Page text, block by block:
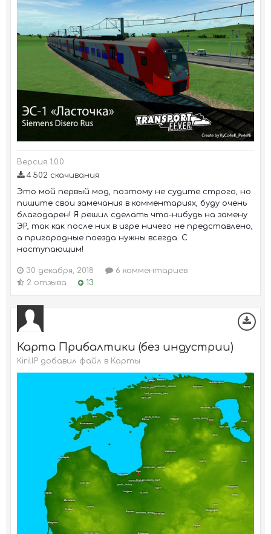
Версия 1.0.0
4 502 скачивания
Это мой первый мод, поэтому не судите строго, но
пишите свои замечания в комментариях, буду очень
благодарен! Я решил сделать что-нибудь на замену
ЭР, так как после них в игре ничего не представлено,
а пригородные поезда нужны всегда. С
наступающим!
30 декабря, 2018
6 комментариев
2 отзыва
13
Карта Прибалтики (без индустрии)
KirillP добавил файл в Карты